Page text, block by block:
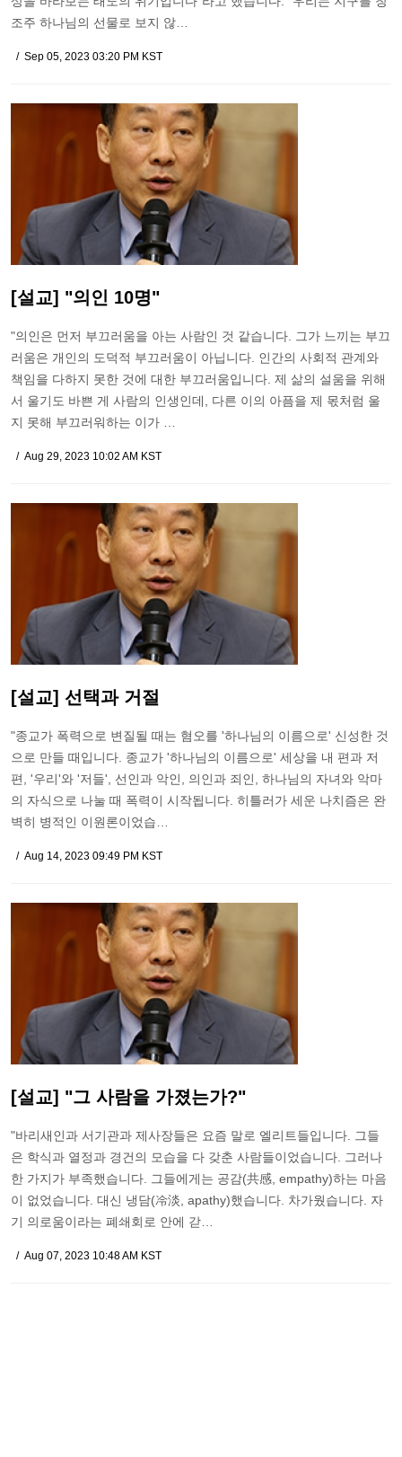
조주 하나님의 선물로 보지 않…
Sep 05, 2023 03:20 PM KST
[설교] "의인 10명"
"의인은 먼저 부끄러움을 아는 사람인 것 같습니다. 그가 느끼는 부끄
러움은 개인의 도덕적 부끄러움이 아닙니다. 인간의 사회적 관계와
책임을 다하지 못한 것에 대한 부끄러움입니다. 제 삶의 설움을 위해
서 울기도 바쁜 게 사람의 인생인데, 다른 이의 아픔을 제 몫처럼 울
지 못해 부끄러워하는 이가 …
Aug 29, 2023 10:02 AM KST
[설교] 선택과 거절
"종교가 폭력으로 변질될 때는 혐오를 '하나님의 이름으로' 신성한 것
으로 만들 때입니다. 종교가 '하나님의 이름으로' 세상을 내 편과 저
편, '우리'와 '저들', 선인과 악인, 의인과 죄인, 하나님의 자녀와 악마
의 자식으로 나눌 때 폭력이 시작됩니다. 히틀러가 세운 나치즘은 완
벽히 병적인 이원론이었습…
Aug 14, 2023 09:49 PM KST
[설교] "그 사람을 가졌는가?"
"바리새인과 서기관과 제사장들은 요즘 말로 엘리트들입니다. 그들
은 학식과 열정과 경건의 모습을 다 갖춘 사람들이었습니다. 그러나
한 가지가 부족했습니다. 그들에게는 공감(共感, empathy)하는 마음
이 없었습니다. 대신 냉담(冷淡, apathy)했습니다. 차가웠습니다. 자
기 의로움이라는 폐쇄회로 안에 갇…
Aug 07, 2023 10:48 AM KST